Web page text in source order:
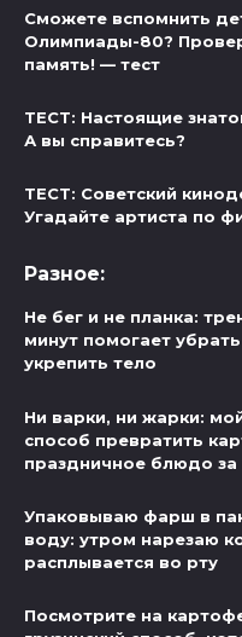
Сможете вспомнить
Олимпиады-80?
память! — тест
ТЕСТ: Настоящие
А вы справитесь?
ТЕСТ: Советский
Угадайте артиста по
Разное:
Не бег и не планка:
минут помогает
укрепить тело
Ни варки, ни жарки:
способ превратить
праздничное блюдо за
Упаковываю фарш в
воду: утром нарезаю
расплывается во рту
Посмотрите на